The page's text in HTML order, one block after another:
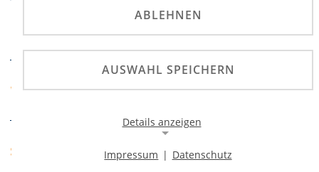
Deutsche Motoball-
Meisterschaft
VERANSTALTER
1.MBC 70/90 Halle e.V.
SPORTABTEILUNG
ADAC Niedersachsen/S.-
Anhalt
ABLEHNEN
AUSWAHL SPEICHERN
Details anzeigen
Impressum | Datenschutz